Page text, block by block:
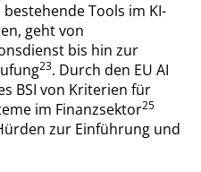
Tools im KI-
geht von
bis hin zur
23. Durch den EU AI
BSI von Kriterien für
im Finanzsektor25
zur Einführung und